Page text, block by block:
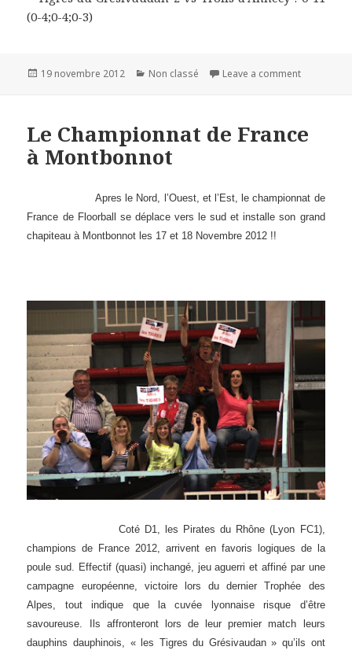
(0-4;0-4;0-3)
Publié
19 novembre 2012 Catégories
Non classé Leave a comment
Le Championnat de France
à Montbonnot
Apres le Nord, l’Ouest, et l’Est, le championnat de
France de Floorball se déplace vers le sud et installe son grand
chapiteau à Montbonnot les 17 et 18 Novembre 2012 !!
Coté D1, les Pirates du Rhône (Lyon FC1),
champions de France 2012, arrivent en favoris logiques de la
poule sud. Effectif (quasi) inchangé, jeu aguerri et affiné par une
campagne européenne, victoire lors du dernier Trophée des
Alpes, tout indique que la cuvée lyonnaise risque d’être
savoureuse. Ils affronteront lors de leur premier match leurs
dauphins dauphinois, « les Tigres du Grésivaudan » qu’ils ont